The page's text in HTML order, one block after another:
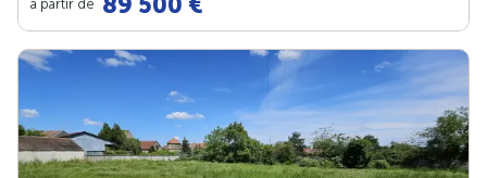
à partir de